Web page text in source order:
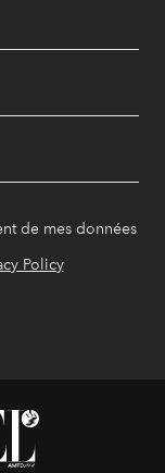
de mes données
Policy